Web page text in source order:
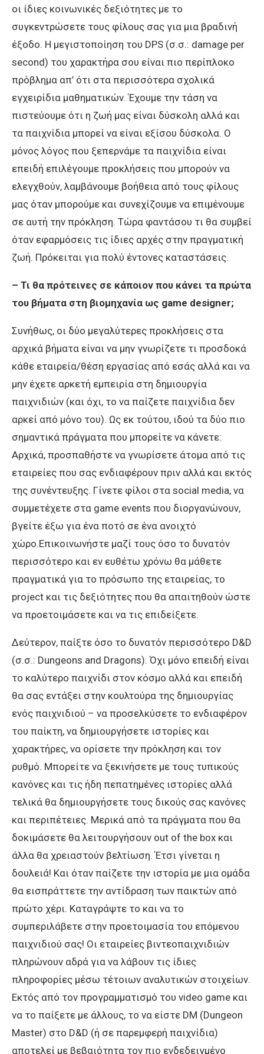
οι ίδιες κοινωνικές δεξιότητες με το
συγκεντρώσετε τους φίλους σας για μια βραδινή
έξοδο. Η μεγιστοποίηση του DPS (σ.σ.: damage per
second) του χαρακτήρα σου είναι πιο περίπλοκο
πρόβλημα απ’ ότι στα περισσότερα σχολικά
εγχειρίδια μαθηματικών. Έχουμε την τάση να
πιστεύουμε ότι η ζωή μας είναι δύσκολη αλλά και
τα παιχνίδια μπορεί να είναι εξίσου δύσκολα. Ο
μόνος λόγος που ξεπερνάμε τα παιχνίδια είναι
επειδή επιλέγουμε προκλήσεις που μπορούν να
ελεγχθούν, λαμβάνουμε βοήθεια από τους φίλους
μας όταν μπορούμε και συνεχίζουμε να επιμένουμε
σε αυτή την πρόκληση. Τώρα φαντάσου τι θα συμβεί
όταν εφαρμόσεις τις ίδιες αρχές στην πραγματική
ζωή. Πρόκειται για πολύ έντονες καταστάσεις.
– Τι θα πρότεινες σε κάποιον που κάνει τα πρώτα
του βήματα στη βιομηχανία ως game designer;
Συνήθως, οι δύο μεγαλύτερες προκλήσεις στα
αρχικά βήματα είναι να μην γνωρίζετε τι προσδοκά
κάθε εταιρεία/θέση εργασίας από εσάς αλλά και να
μην έχετε αρκετή εμπειρία στη δημιουργία
παιχνιδιών (και όχι, το να παίζετε παιχνίδια δεν
αρκεί από μόνο του). Ως εκ τούτου, ιδού τα δύο πιο
σημαντικά πράγματα που μπορείτε να κάνετε:
Αρχικά, προσπαθήστε να γνωρίσετε άτομα από τις
εταιρείες που σας ενδιαφέρουν πριν αλλά και εκτός
της συνέντευξης. Γίνετε φίλοι στα social media, να
συμμετέχετε στα game events που διοργανώνουν,
βγείτε έξω για ένα ποτό σε ένα ανοιχτό
χώρο.Επικοινωνήστε μαζί τους όσο το δυνατόν
περισσότερο και εν ευθέτω χρόνω θα μάθετε
πραγματικά για το πρόσωπο της εταιρείας, το
project και τις δεξιότητες που θα απαιτηθούν ώστε
να προετοιμάσετε και να τις επιδείξετε.
Δεύτερον, παίξτε όσο το δυνατόν περισσότερο D&D
(σ.σ.: Dungeons and Dragons). Όχι μόνο επειδή είναι
το καλύτερο παιχνίδι στον κόσμο αλλά και επειδή
θα σας εντάξει στην κουλτούρα της δημιουργίας
ενός παιχνιδιού – να προσελκύσετε το ενδιαφέρον
του παίκτη, να δημιουργήσετε ιστορίες και
χαρακτήρες, να ορίσετε την πρόκληση και τον
ρυθμό. Μπορείτε να ξεκινήσετε με τους τυπικούς
κανόνες και τις ήδη πεπατημένες ιστορίες αλλά
τελικά θα δημιουργήσετε τους δικούς σας κανόνες
και περιπέτειες. Μερικά από τα πράγματα που θα
δοκιμάσετε θα λειτουργήσουν out of the box και
άλλα θα χρειαστούν βελτίωση. Έτσι γίνεται η
δουλειά! Και όταν παίζετε την ιστορία με μια ομάδα
θα εισπράττετε την αντίδραση των παικτών από
πρώτο χέρι. Καταγράψτε το και να το
συμπεριλάβετε στην προετοιμασία του επόμενου
παιχνιδιού σας! Οι εταιρείες βιντεοπαιχνιδιών
πληρώνουν αδρά για να λάβουν τις ίδιες
πληροφορίες μέσω τέτοιων αναλυτικών στοιχείων.
Εκτός από τον προγραμματισμό του video game και
να το παίξετε με άλλους, το να είστε DM (Dungeon
Master) στο D&D (ή σε παρεμφερή παιχνίδια)
αποτελεί με βεβαιότητα τον πιο ενδεδειγμένο